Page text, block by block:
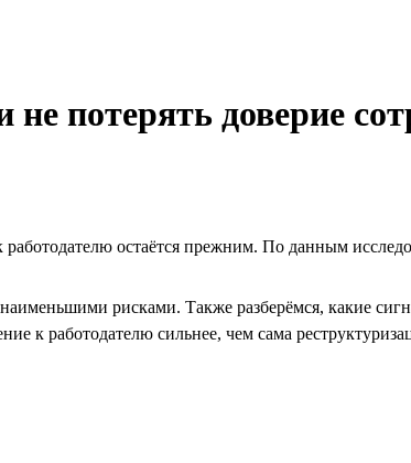
потерять доверие
остаётся прежним. По данным
рисками. Также разберёмся, какие
к работодателю сильнее, чем сама